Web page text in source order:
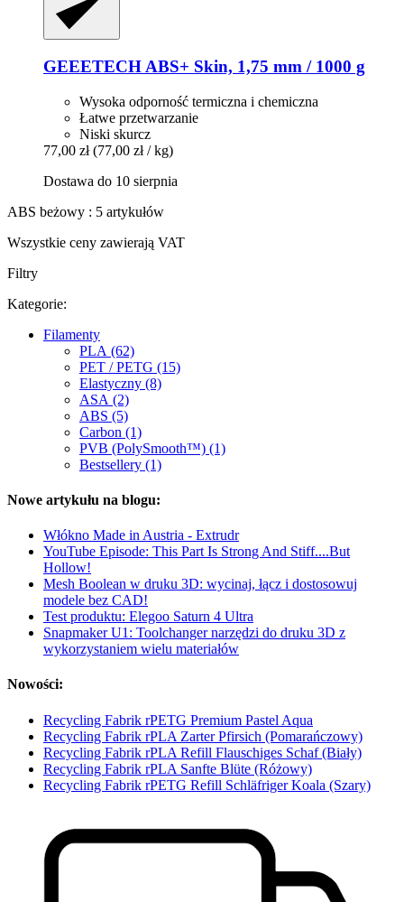
GEEETECH ABS+ Skin, 1,75 mm / 1000 g
Wysoka odporność termiczna i chemiczna
Łatwe przetwarzanie
Niski skurcz
77,00 zł (77,00 zł / kg)
Dostawa do 10 sierpnia
ABS beżowy : 5 artykułów
Wszystkie ceny zawierają VAT
Filtry
Kategorie:
Filamenty
PLA (62)
PET / PETG (15)
Elastyczny (8)
ASA (2)
ABS (5)
Carbon (1)
PVB (PolySmooth™) (1)
Bestsellery (1)
Nowe artykułu na blogu:
Włókno Made in Austria - Extrudr
YouTube Episode: This Part Is Strong And Stiff....But
Hollow!
Mesh Boolean w druku 3D: wycinaj, łącz i dostosowuj
modele bez CAD!
Test produktu: Elegoo Saturn 4 Ultra
Snapmaker U1: Toolchanger narzędzi do druku 3D z
wykorzystaniem wielu materiałów
Nowości:
Recycling Fabrik rPETG Premium Pastel Aqua
Recycling Fabrik rPLA Zarter Pfirsich (Pomarańczowy)
Recycling Fabrik rPLA Refill Flauschiges Schaf (Biały)
Recycling Fabrik rPLA Sanfte Blüte (Różowy)
Recycling Fabrik rPETG Refill Schläfriger Koala (Szary)